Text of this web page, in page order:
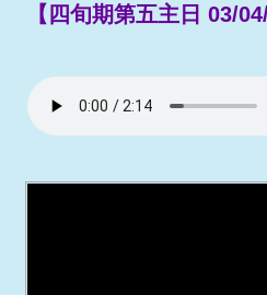
【四旬期第五主日 03/04/